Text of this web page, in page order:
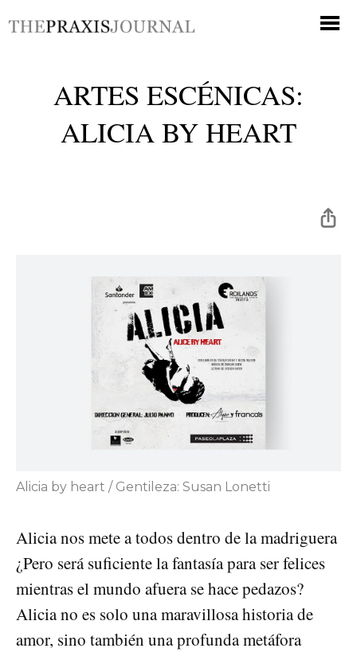
ARTES ESCÉNICAS:
ALICIA BY HEART
Alicia by heart / Gentileza: Susan Lonetti
Alicia nos mete a todos dentro de la madriguera
¿Pero será suficiente la fantasía para ser felices
mientras el mundo afuera se hace pedazos?
Alicia no es solo una maravillosa historia de
amor, sino también una profunda metáfora